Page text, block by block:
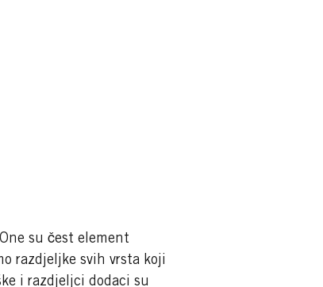
su čest element
razdjeljke svih vrsta koji
i razdjeljci dodaci su